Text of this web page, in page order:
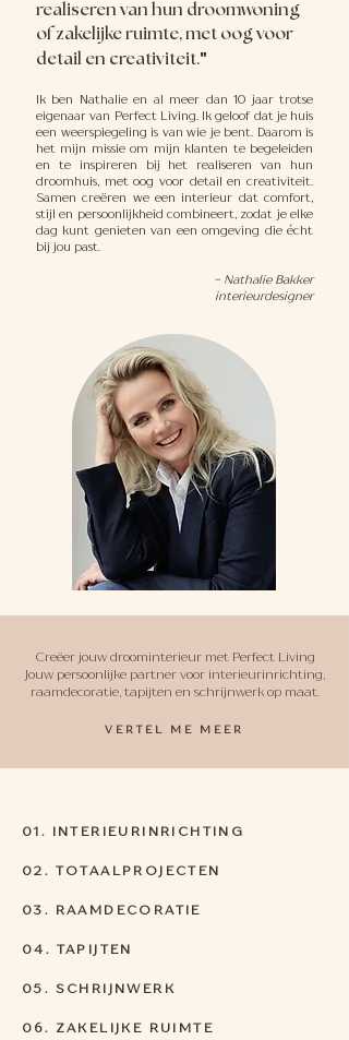
realiseren van hun droomwoning
of zakelijke ruimte, met oog voor
detail en creativiteit."
Ik ben Nathalie en al meer dan 10 jaar trotse
eigenaar van Perfect Living. Ik geloof dat je huis
een weerspiegeling is van wie je bent. Daarom is
het mijn missie om mijn klanten te begeleiden
en te inspireren bij het realiseren van hun
droomhuis, met oog voor detail en creativiteit.
Samen creëren we een interieur dat comfort,
stijl en persoonlijkheid combineert, zodat je elke
dag kunt genieten van een omgeving die écht
bij jou past.
- Nathalie Bakker
interieurdesigner
Creëer jouw droominterieur met Perfect Living
Jouw persoonlijke partner voor interieurinrichting,
raamdecoratie, tapijten en schrijnwerk op maat.
VERTEL ME MEER
01. INTERIEURINRICHTING
02. TOTAALPROJECTEN
03. RAAMDECORATIE
04. TAPIJTEN
05. SCHRIJNWERK
06. ZAKELIJKE RUIMTE